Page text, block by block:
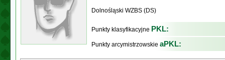
Dolnośląski WZBS (DS)
Punkty klasyfikacyjne PKL:
Punkty arcymistrzowskie aPKL: